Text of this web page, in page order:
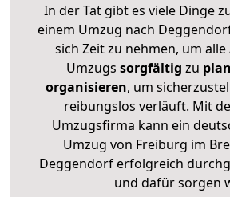
In der Tat gibt es viele Dinge
einem Umzug nach
sich Zeit zu nehmen, um alle
Umzugs sorgfältig zu
organisieren, um
reibungslos verläuft. Mit
Umzugsfirma kann ein
Umzug von Freiburg im
Deggendorf erfolgreich
und dafür sorgen